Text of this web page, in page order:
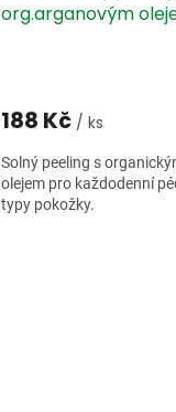
org.arganovým
188 Kč / ks
Solný peeling s
olejem pro každodenní
typy pokožky.